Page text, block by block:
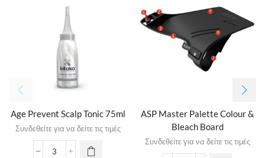
Age Prevent Scalp Tonic 75ml
Συνδεθείτε για να δείτε τις τιμές
ASP Master Palette Colour &
Bleach Board
Συνδεθείτε για να δείτε τις τιμές